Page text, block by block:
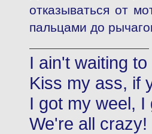
отказываться от
пальцами до
I ain't waiting
Kiss my ass, if
I got my weel,
We're all